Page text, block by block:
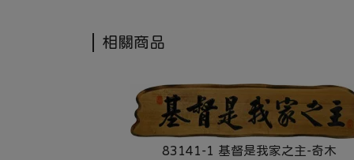
相關商品
83141-1 基督是我家之主-奇木